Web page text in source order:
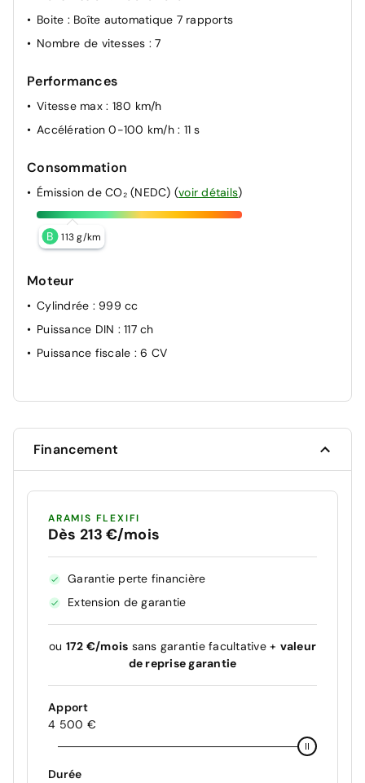
Boite : Boîte automatique 7 rapports
Nombre de vitesses : 7
Performances
Vitesse max : 180 km/h
Accélération 0-100 km/h : 11 s
Consommation
Émission de CO₂ (NEDC) (voir détails)
B 113 g/km
Moteur
Cylindrée : 999 cc
Puissance DIN : 117 ch
Puissance fiscale : 6 CV
Financement
ARAMIS FLEXIFI
Dès 213 €/mois
Garantie perte financière
Extension de garantie
ou 172 €/mois sans garantie facultative + valeur
de reprise garantie
Apport
4 500 €
Durée